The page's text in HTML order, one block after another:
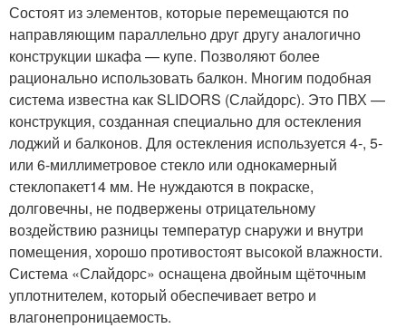
Состоят из элементов, которые перемещаются по
направляющим параллельно друг другу аналогично
конструкции шкафа — купе. Позволяют более
рационально использовать балкон. Многим подобная
система известна как SLIDORS (Слайдорс). Это ПВХ —
конструкция, созданная специально для остекления
лоджий и балконов. Для остекления используется 4-, 5-
или 6-миллиметровое стекло или однокамерный
стеклопакет14 мм. Не нуждаются в покраске,
долговечны, не подвержены отрицательному
воздействию разницы температур снаружи и внутри
помещения, хорошо противостоят высокой влажности.
Система «Слайдорс» оснащена двойным щёточным
уплотнителем, который обеспечивает ветро и
влагонепроницаемость.